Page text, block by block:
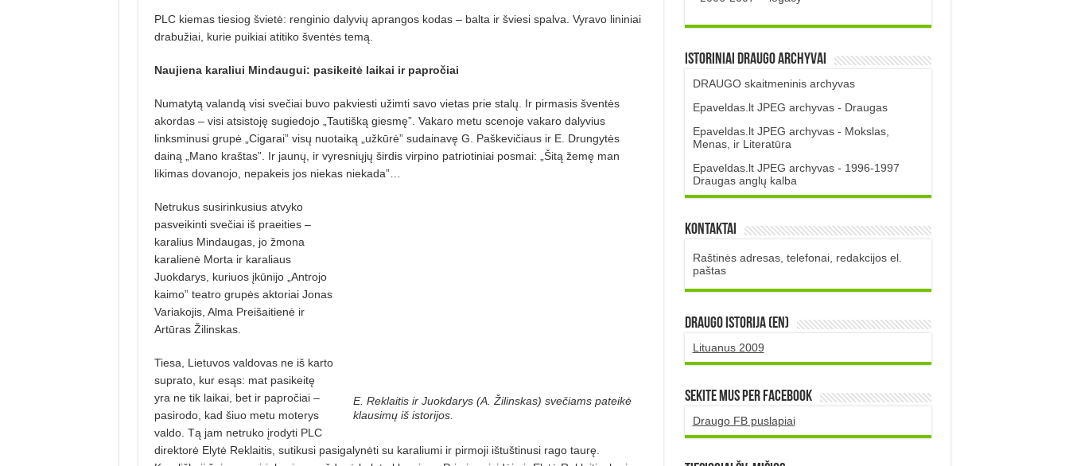
PLC kiemas tiesiog švietė: renginio dalyvių aprangos kodas – balta ir šviesi spal­va. Vyravo lininiai
drabužiai, kurie puikiai atitiko šventės temą.
Naujiena karaliui Mindaugui: pasikeitė laikai ir papročiai
Numatytą valandą visi svečiai buvo pakviesti užimti savo vietas prie stalų. Ir pirmasis šventės
akordas – visi atsistoję sugiedojo „Tautišką giesmę”. Vakaro metu scenoje vakaro dalyvius
linksminusi grupė „Cigarai” visų nuotaiką „užkūrė” sudaina­vę G. Paškevičiaus ir E. Drungytės
dainą „Mano kraštas”. Ir jaunų, ir vyresniųjų širdis virpino patriotiniai posmai: „Šitą že­mę man
likimas dovanojo, nepakeis jos niekas niekada”…
E. Reklaitis ir Juokdarys (A. Žilinskas) svečiams pateikė
klausimų iš istorijos.
Netrukus susirinkusius atvyko
pasveikinti svečiai iš praeities –
karalius Mindau­gas, jo žmona
karalienė Morta ir karaliaus
Juokdarys, kuriuos įkūnijo „Antrojo
kaimo” teatro grupės aktoriai Jonas
Variakojis, Alma Preišaitienė ir
Artūras Žilinskas.
Tiesa, Lietuvos valdovas ne iš karto
su­prato, kur esąs: mat pasikeitę
yra ne tik laikai, bet ir papročiai –
pasirodo, kad šiuo metu moterys
valdo. Tą jam netruko įrodyti PLC
direktorė Elytė Reklaitis, sutikusi pasigalynėti su karaliumi ir pirmoji ištuštinusi rago taurę.
Istoriniai DRAUGO Archyvai
DRAUGO skaitmeninis archyvas
Epaveldas.lt JPEG archyvas - Draugas
Epaveldas.lt JPEG archyvas - Mokslas,
Menas, ir Literatūra
Epaveldas.lt JPEG archyvas - 1996-1997
Draugas anglų kalba
Kontaktai
Raštinės adresas, telefonai, redakcijos el.
paštas
DRAUGO istorija (EN)
Lituanus 2009
Sekite mus per Facebook
Draugo FB puslapiai